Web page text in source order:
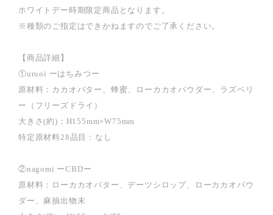
ホワイトデー時期限定商品となります。
※種類のご指定はできかねますのでご了承ください。
【商品詳細】
①uruoi ーはちみつー
原材料：カカオバター、蜂蜜、ローカカオパウダー、ラズベリ
ー（フリーズドライ）
大きさ(約)：H155mm×W75mm
特定原材料28品目：なし
②nagomi ーCBDー
原材料：ローカカオバター、デーツシロップ、ローカカオパウ
ダー、麻抽出物末